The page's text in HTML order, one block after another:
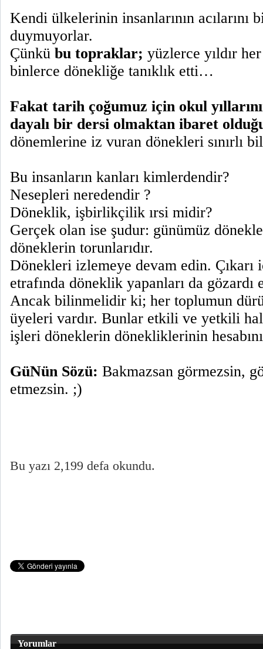
Kendi ülkelerinin insanlarının acılarını
duymuyorlar.
Çünkü bu topraklar; yüzlerce yıldır
binlerce dönekliğe tanıklık etti…
Fakat tarih çoğumuz için okul
dayalı bir dersi olmaktan ibaret
dönemlerine iz vuran dönekleri sınırlı
Bu insanların kanları kimlerdendir?
Nesepleri neredendir ?
Döneklik, işbirlikçilik ırsi midir?
Gerçek olan ise şudur: günümüz
döneklerin torunlarıdır.
Dönekleri izlemeye devam edin. Çıkarı
etrafında döneklik yapanları da gözardı
Ancak bilinmelidir ki; her toplumun
üyeleri vardır. Bunlar etkili ve yetkili
işleri döneklerin dönekliklerinin
GüNün Sözü: Bakmazsan görmezsin,
etmezsin. ;)
Bu yazı 2,199 defa okundu.
Yorumlar